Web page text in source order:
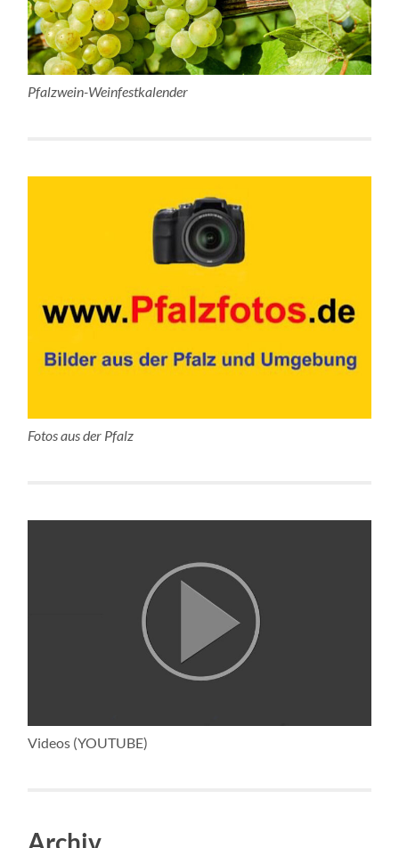
Pfalzwein-Weinfestkalender
Fotos aus der Pfalz
Videos (YOUTUBE)
Archiv